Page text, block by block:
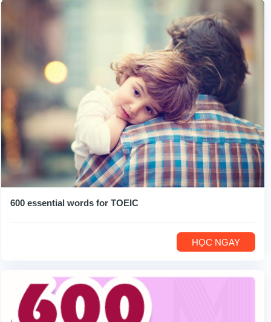
600 essential words for TOEIC
HỌC NGAY